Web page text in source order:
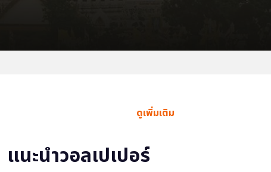
ดูเพิ่มเติม
แนะนำวอลเปเปอร์